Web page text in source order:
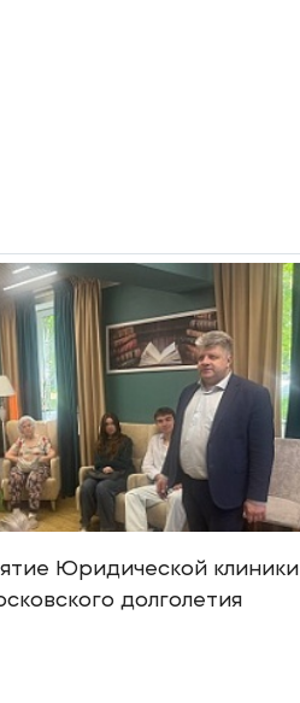
Юридической клиники
долголетия